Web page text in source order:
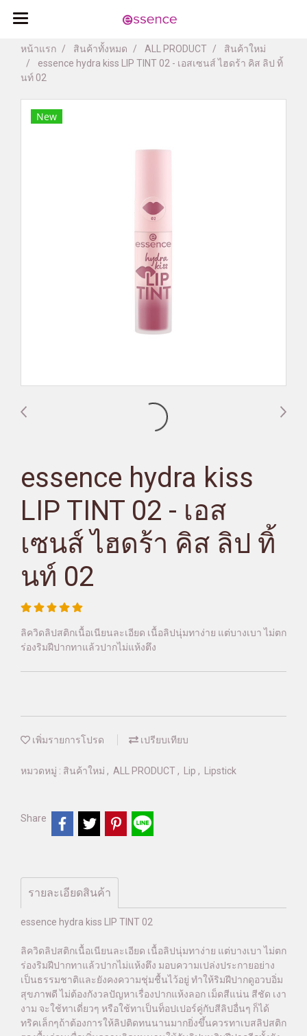
หน้าแรก สินค้าทั้งหมด ALL PRODUCT
สินค้าใหม่
essence hydra kiss LIP TINT 02 - เอสเซนส์ ไฮดร้า คิส ลิป ทิ้
นท์ 02
New
essence hydra kiss
LIP TINT 02 - เอส
เซนส์ ไฮดร้า คิส ลิป ทิ้
นท์ 02
ลิควิดลิปสติกเนื้อเนียนละเอียด เนื้อลิปนุ่มทาง่าย แต่บางเบา ไม่ตก
ร่องริมฝีปากทาแล้วปากไม่แห้งตึง
เพิ่มรายการโปรด เปรียบเทียบ
หมวดหมู่ : สินค้าใหม่ , ALL PRODUCT , Lip , Lipstick
Share
รายละเอียดสินค้า
essence hydra kiss LIP TINT 02
ลิควิดลิปสติกเนื้อเนียนละเอียด เนื้อลิปนุ่มทาง่าย แต่บางเบา ไม่ตก
ร่องริมฝีปากทาแล้วปากไม่แห้งตึง มอบความเปล่งประกายอย่าง
เป็นธรรมชาติและยังคงความชุ่มชื้นไว้อยู่ ทำให้ริมฝีปากดูอวบอิ่ม
สุขภาพดี ไม่ต้องกังวลปัญหาเรื่องปากแห้งลอก เม็ดสีแน่น สีชัด เงา
งาม จะใช้ทาเดี่ยวๆ หรือใช้ทาเป็นท็อปเปอร์คู่กับสีลิปอื่นๆ ก็ได้
ทริคเล็กๆถ้าต้องการให้ลิปติดทนนานมากยิ่งขึ้นควรทาเบสลิปสติก